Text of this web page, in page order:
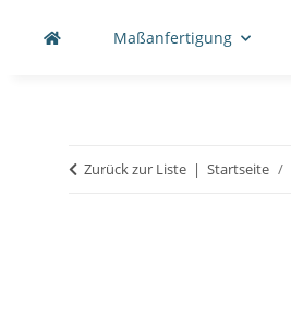
Maßanfertigung
Zurück zur Liste Startseite